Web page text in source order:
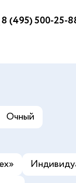
8 (495) 500-25-
Очный